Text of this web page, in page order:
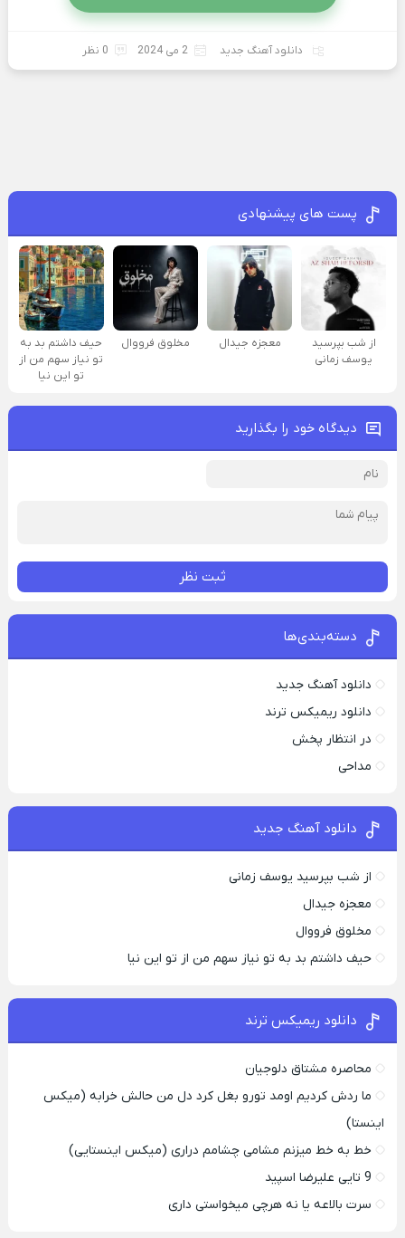
دانلود آهنگ جدید 2 می 2024 0 نظر
پست های پیشنهادی
از شب بپرسید
یوسف زمانی
معجزه جیدال مخلوق فرووال
حیف داشتم بد به
تو نیاز سهم من از
تو این نیا
دیدگاه خود را بگذارید
ثبت نظر
دسته‌بندی‌ها
دانلود آهنگ جدید
دانلود ریمیکس ترند
در انتظار پخش
مداحی
دانلود آهنگ جدید
از شب بپرسید یوسف زمانی
معجزه جیدال
مخلوق فرووال
حیف داشتم بد به تو نیاز سهم من از تو این نیا
دانلود ریمیکس ترند
محاصره مشتاق دلوجیان
ما ردش کردیم اومد تورو بغل کرد دل من حالش خرابه (میکس
اینستا)
خط به خط میزنم مشامی چشامم دراری (میکس اینستایی)
9 تایی علیرضا اسپید
سرت بالاعه یا نه هرچی میخواستی داری